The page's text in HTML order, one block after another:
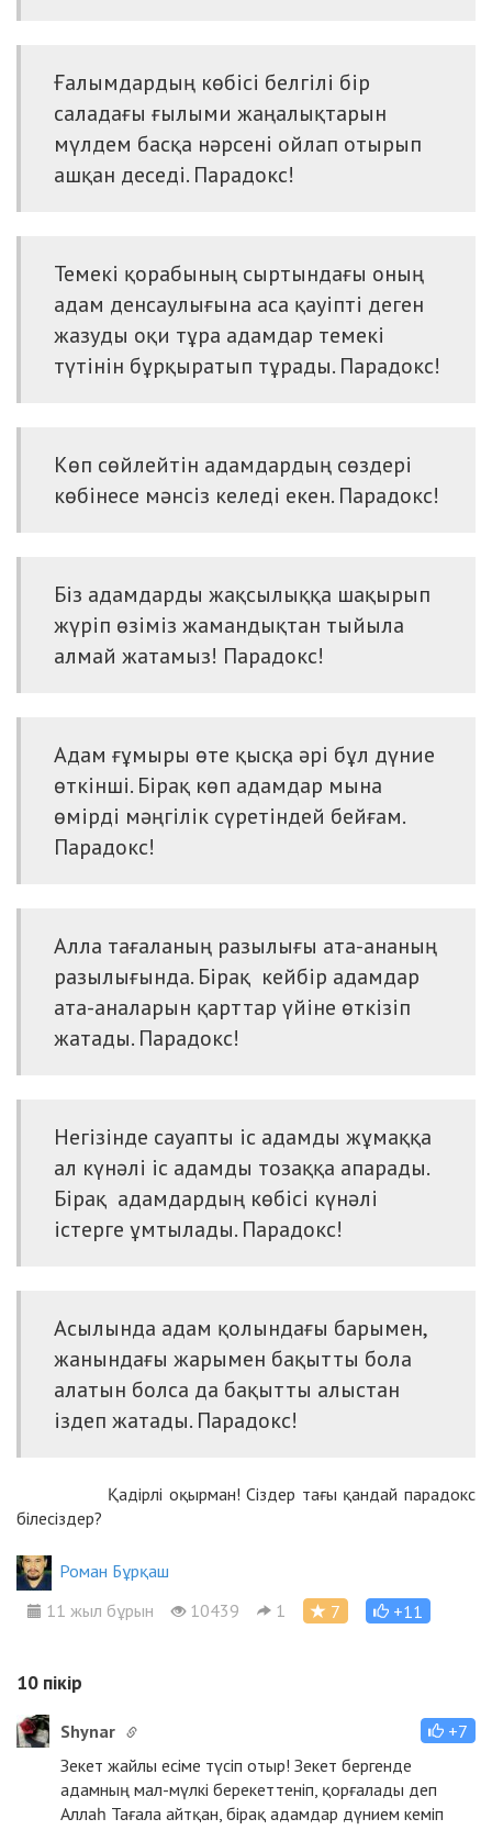
Ғалымдардың көбісі белгілі бір
саладағы ғылыми жаңалықтарын
мүлдем басқа нәрсені ойлап отырып
ашқан деседі. Парадокс!
Темекі қорабының сыртындағы оның
адам денсаулығына аса қауіпті деген
жазуды оқи тұра адамдар темекі
түтінін бұрқыратып тұрады. Парадокс!
Көп сөйлейтін адамдардың сөздері
көбінесе мәнсіз келеді екен. Парадокс!
Біз адамдарды жақсылыққа шақырып
жүріп өзіміз жамандықтан тыйыла
алмай жатамыз! Парадокс!
Адам ғұмыры өте қысқа әрі бұл дүние
өткінші. Бірақ көп адамдар мына
өмірді мәңгілік сүретіндей бейғам.
Парадокс!
Алла тағаланың разылығы ата-ананың
разылығында. Бірақ кейбір адамдар
ата-аналарын қарттар үйіне өткізіп
жатады. Парадокс!
Негізінде сауапты іс адамды жұмаққа
ал күнәлі іс адамды тозаққа апарады.
Бірақ адамдардың көбісі күнәлі
істерге ұмтылады. Парадокс!
Асылында адам қолындағы барымен,
жанындағы жарымен бақытты бола
алатын болса да бақытты алыстан
іздеп жатады. Парадокс!
Қадірлі оқырман! Сіздер тағы қандай парадокс
білесіздер?
Роман Бұрқаш
11 жыл бұрын
10439 1 7 +11
10 пікір
Shynar
+7
Зекет жайлы есіме түсіп отыр! Зекет бергенде
адамның мал-мүлкі берекеттеніп, қорғалады деп
Аллаһ Тағала айтқан, бірақ адамдар дүнием кеміп